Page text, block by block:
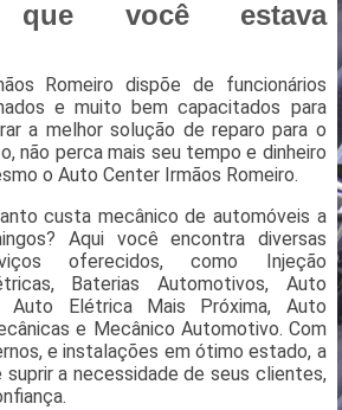
que você estava
Romeiro dispõe de funcionários
e muito bem capacitados para
a melhor solução de reparo para o
não perca mais seu tempo e dinheiro
o Auto Center Irmãos Romeiro.
custa mecânico de automóveis a
Aqui você encontra diversas
oferecidos, como Injeção
Baterias Automotivos, Auto
Auto Elétrica Mais Próxima, Auto
e Mecânico Automotivo. Com
e instalações em ótimo estado, a
suprir a necessidade de seus clientes,